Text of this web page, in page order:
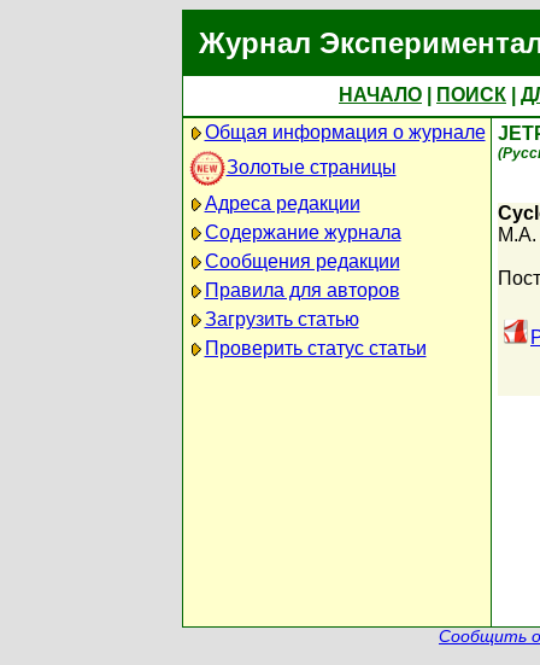
Журнал
НАЧАЛО ПОИСК
Общая информация о журнале
Золотые страницы
Адреса редакции
Содержание журнала
Сообщения редакции
Правила для авторов
Загрузить статью
Проверить статус статьи
Сообщить о